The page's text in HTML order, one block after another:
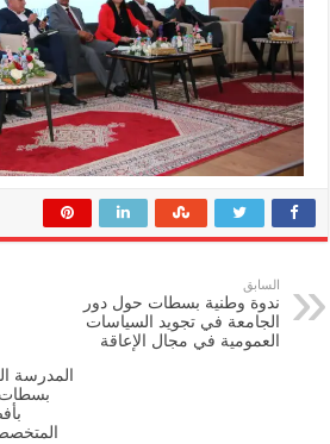
السابق
ندوة وطنية بسطات حول دور
الجامعة في تجويد السياسات
العمومية في مجال الإعاقة
المدرسة
بسطات